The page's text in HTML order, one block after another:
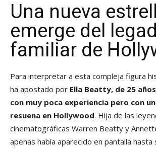
Una nueva
emerge del
familiar de
Para interpretar a esta compleja figura
ha apostado por Ella Beatty, de 25
con muy poca experiencia pero con
resuena en Hollywood. Hija de las
cinematográficas Warren Beatty y
apenas había aparecido en pantalla hasta